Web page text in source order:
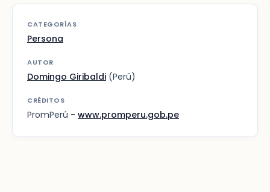
CATEGORÍAS
Persona
AUTOR
Domingo Giribaldi (Perú)
CRÉDITOS
PromPerú - www.promperu.gob.pe